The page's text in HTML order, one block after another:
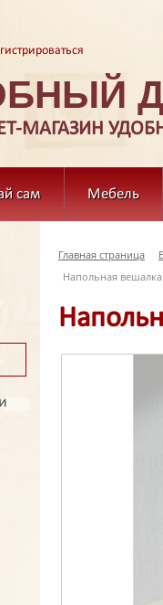
МАГАЗИН
сам Мебель
Главная страница
Напольная вешалка